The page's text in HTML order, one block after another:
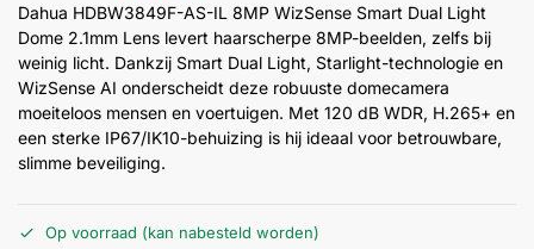
Inbraakbeveiliging
Merken
Outlet SALE
Help &
Dahua HDBW3849F-AS-IL 8MP WizSense Smart Dual Light
Dome 2.1mm Lens levert haarscherpe 8MP-beelden, zelfs bij
weinig licht. Dankzij Smart Dual Light, Starlight-technologie en
WizSense AI onderscheidt deze robuuste domecamera
moeiteloos mensen en voertuigen. Met 120 dB WDR, H.265+ en
een sterke IP67/IK10-behuizing is hij ideaal voor betrouwbare,
slimme beveiliging.
Op voorraad (kan nabesteld worden)